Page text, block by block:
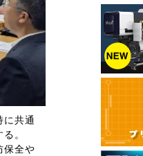
共通
。
保全や